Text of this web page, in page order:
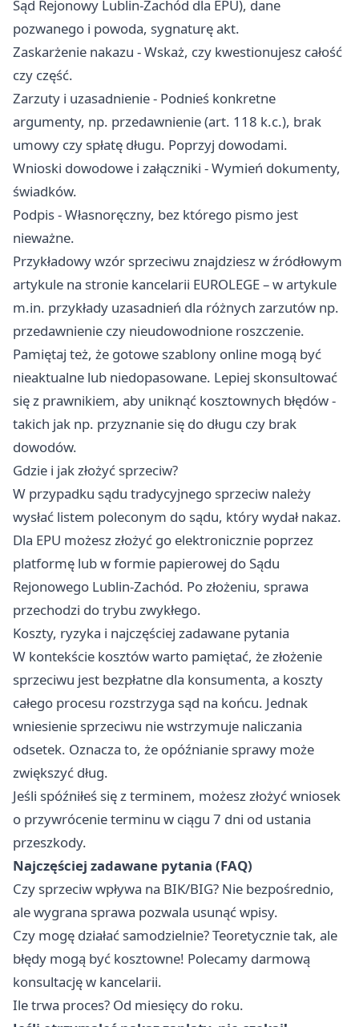
Sąd Rejonowy Lublin-Zachód dla EPU), dane
pozwanego i powoda, sygnaturę akt.
Zaskarżenie nakazu - Wskaż, czy kwestionujesz całość
czy część.
Zarzuty i uzasadnienie - Podnieś konkretne
argumenty, np. przedawnienie (art. 118 k.c.), brak
umowy czy spłatę długu. Poprzyj dowodami.
Wnioski dowodowe i załączniki - Wymień dokumenty,
świadków.
Podpis - Własnoręczny, bez którego pismo jest
nieważne.
Przykładowy wzór sprzeciwu znajdziesz w źródłowym
artykule na stronie kancelarii EUROLEGE – w artykule
m.in. przykłady uzasadnień dla różnych zarzutów np.
przedawnienie czy nieudowodnione roszczenie.
Pamiętaj też, że gotowe szablony online mogą być
nieaktualne lub niedopasowane. Lepiej skonsultować
się z prawnikiem, aby uniknąć kosztownych błędów -
takich jak np. przyznanie się do długu czy brak
dowodów.
Gdzie i jak złożyć sprzeciw?
W przypadku sądu tradycyjnego sprzeciw należy
wysłać listem poleconym do sądu, który wydał nakaz.
Dla EPU możesz złożyć go elektronicznie poprzez
platformę lub w formie papierowej do Sądu
Rejonowego Lublin-Zachód. Po złożeniu, sprawa
przechodzi do trybu zwykłego.
Koszty, ryzyka i najczęściej zadawane pytania
W kontekście kosztów warto pamiętać, że złożenie
sprzeciwu jest bezpłatne dla konsumenta, a koszty
całego procesu rozstrzyga sąd na końcu. Jednak
wniesienie sprzeciwu nie wstrzymuje naliczania
odsetek. Oznacza to, że opóźnianie sprawy może
zwiększyć dług.
Jeśli spóźniłeś się z terminem, możesz złożyć wniosek
o przywrócenie terminu w ciągu 7 dni od ustania
przeszkody.
Najczęściej zadawane pytania (FAQ)
Czy sprzeciw wpływa na BIK/BIG? Nie bezpośrednio,
ale wygrana sprawa pozwala usunąć wpisy.
Czy mogę działać samodzielnie? Teoretycznie tak, ale
błędy mogą być kosztowne! Polecamy darmową
konsultację w kancelarii.
Ile trwa proces? Od miesięcy do roku.